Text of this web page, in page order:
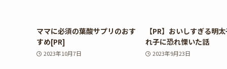
ママに必須の葉酸サプリのおす
すめ[PR]
2023年10月7日
【PR】おいしすぎる明
れ子に恐れ慄いた話
2023年9月23日